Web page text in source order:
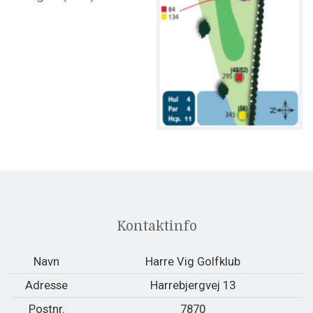
Kontaktinfo
Navn
Harre Vig Golfklub
Adresse
Harrebjergvej 13
Postnr.
7870